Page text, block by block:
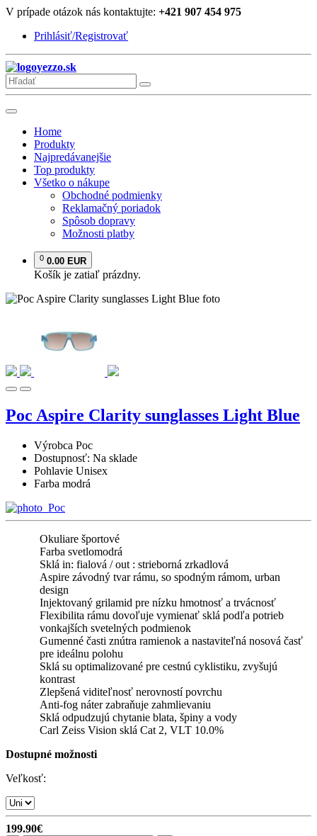
V prípade otázok nás kontaktujte: +421 907 454 975
Prihlásiť/Registrovať
yezzo.sk
Home
Produkty
Najpredávanejšie
Top produkty
Všetko o nákupe
Obchodné podmienky
Reklamačný poriadok
Spôsob dopravy
Možnosti platby
0 0.00 EUR
Košík je zatiaľ prázdny.
Poc Aspire Clarity sunglasses Light Blue
Výrobca Poc
Dostupnosť: Na sklade
Pohlavie Unisex
Farba modrá
Okuliare športové
Farba svetlomodrá
Sklá in: fialová / out : strieborná zrkadlová
Aspire závodný tvar rámu, so spodným rámom, urban
design
Injektovaný grilamid pre nízku hmotnosť a trvácnosť
Flexibilita rámu dovoľuje vymienať sklá podľa potrieb
vonkajších svetelných podmienok
Gumenné časti znútra ramienok a nastaviteľná nosová časť
pre ideálnu polohu
Sklá su optimalizované pre cestnú cyklistiku, zvyšujú
kontrast
Zlepšená viditeľnosť nerovností povrchu
Anti-fog náter zabraňuje zahmlievaniu
Sklá odpudzujú chytanie blata, špiny a vody
Carl Zeiss Vision sklá Cat 2, VLT 10.0%
Dostupné možnosti
Veľkosť:
199.90€